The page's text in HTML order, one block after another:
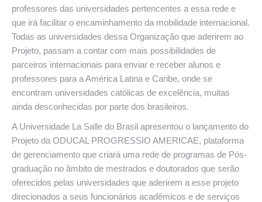
professores das universidades pertencentes a essa rede e
que irá facilitar o encaminhamento da mobilidade internacional.
Todas as universidades dessa Organização que aderirem ao
Projeto, passam a contar com mais possibilidades de
parceiros internacionais para enviar e receber alunos e
professores para a América Latina e Caribe, onde se
encontram universidades católicas de excelência, muitas
ainda desconhecidas por parte dos brasileiros.
A Universidade La Salle do Brasil apresentou o lançamento do
Projeto da ODUCAL PROGRESSIO AMERICAE, plataforma
de gerenciamento que criará uma rede de programas de Pós-
graduação no âmbito de mestrados e doutorados que serão
oferecidos pelas universidades que aderirem a esse projeto
direcionados a seus funcionários acadêmicos e de serviços